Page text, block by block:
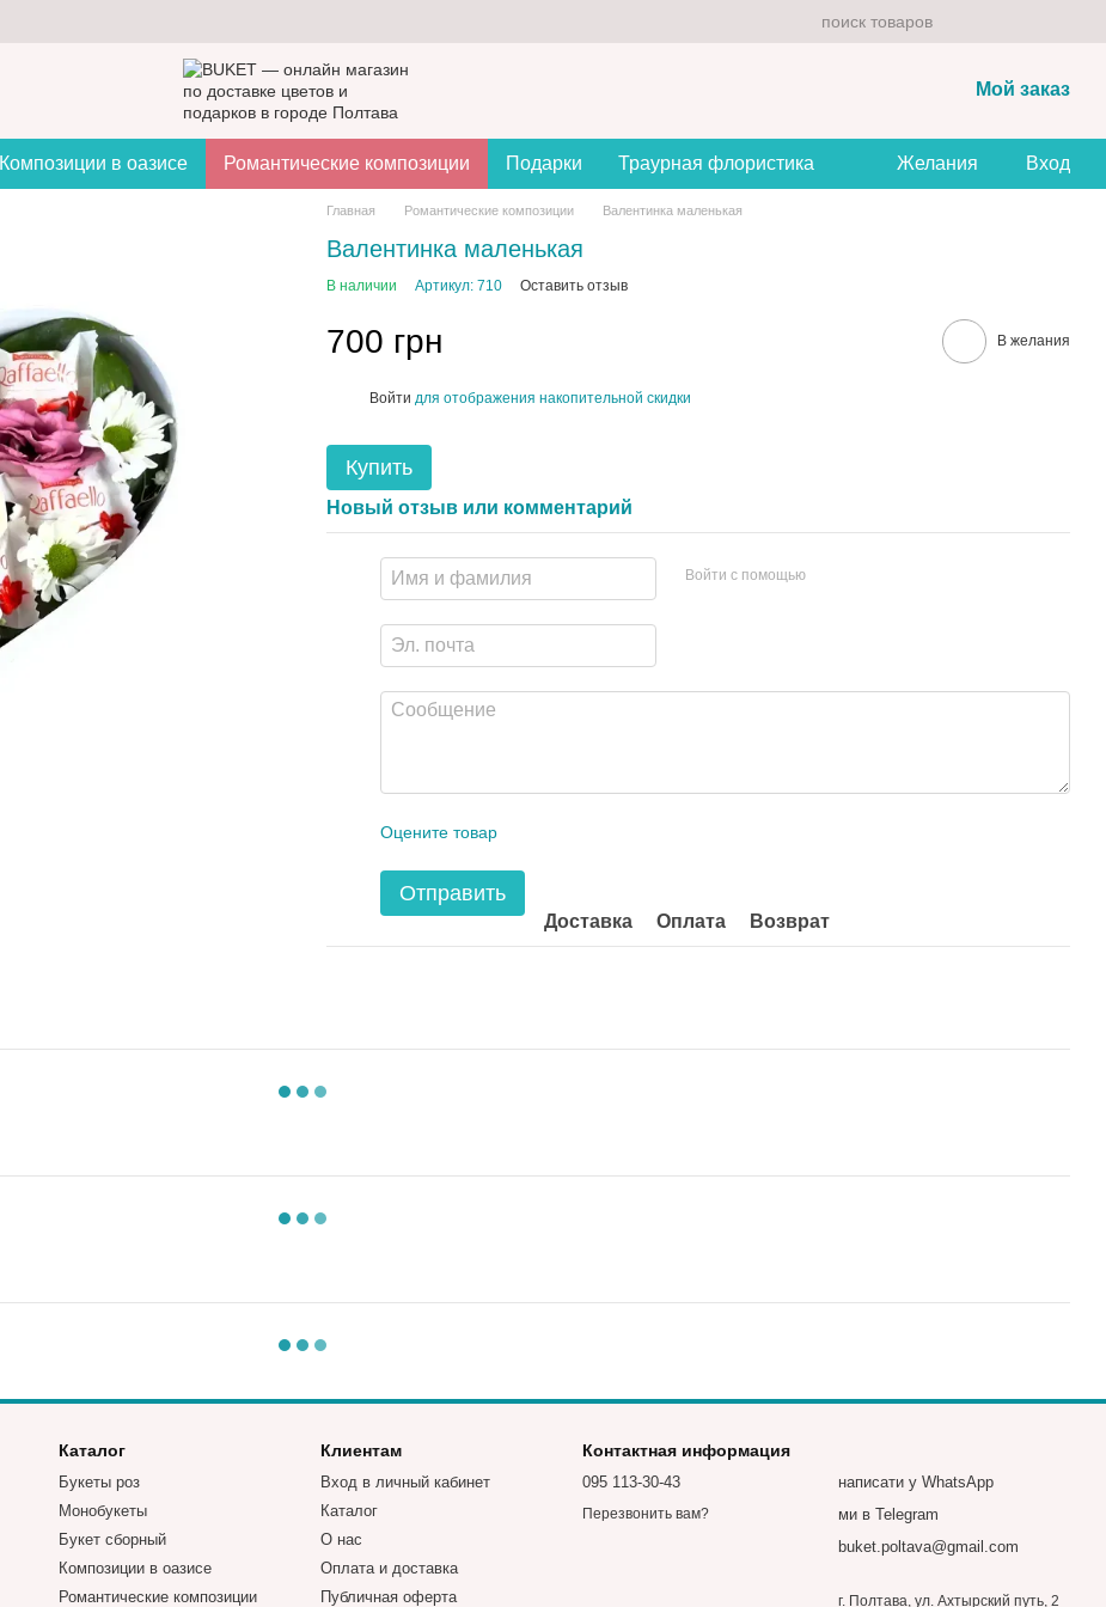
Мой заказ
Композиции в оазисе Романтические композиции Подарки Траурная флористика Желания Вход
Главная Романтические композиции Валентинка маленькая
Валентинка маленькая
В наличии Артикул: 710 Оставить отзыв
700 грн В желания
Войти для отображения накопительной скидки
Купить
Новый отзыв или комментарий
Войти с помощью
Оцените товар
Отправить
Доставка Оплата Возврат
Каталог
Букеты роз
Монобукеты
Букет сборный
Композиции в оазисе
Романтические композиции
Клиентам
Вход в личный кабинет
Каталог
О нас
Оплата и доставка
Публичная оферта
Контактная информация
095 113-30-43
Перезвонить вам?
написати у WhatsApp
ми в Telegram
buket.poltava@gmail.com
г. Полтава, ул. Ахтырский путь, 2